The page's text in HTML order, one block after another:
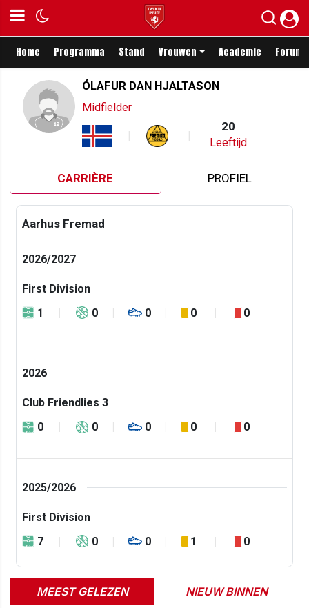
Home Programma Stand Vrouwen Academie Forum
ÓLAFUR DAN HJALTASON
Midfielder
20
Leeftijd
CARRIÈRE PROFIEL
Aarhus Fremad
2026/2027
First Division
1
0 0 0 0
2026
Club Friendlies 3
0
0 0 0 0
2025/2026
First Division
7
0 0 1 0
MEEST GELEZEN NIEUW BINNEN